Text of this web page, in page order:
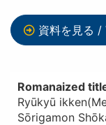
資料を見る
Romanaized
Ryūkyū
Sōrigamon